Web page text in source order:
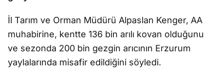
İl Tarım ve Orman Müdürü Alpaslan Kenger, AA
muhabirine, kentte 136 bin arılı kovan olduğunu
ve sezonda 200 bin gezgin arıcının Erzurum
yaylalarında misafir edildiğini söyledi.